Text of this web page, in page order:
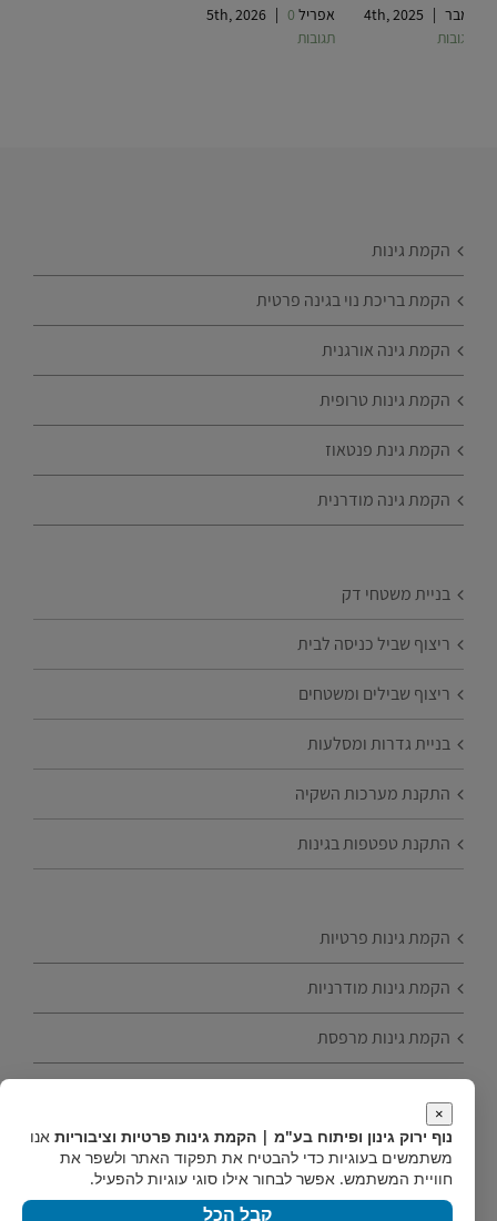
אפריל 5th, 2026 | 0
תגובות
נובמבר 4th, 2025 |
הקמת גינות
הקמת בריכת נוי בגינה פרטית
הקמת גינה אורגנית
הקמת גינות טרופית
הקמת גינת פנטאוז
הקמת גינה מודרנית
בניית משטחי דק
ריצוף שביל כניסה לבית
ריצוף שבילים ומשטחים
בניית גדרות ומסלעות
התקנת מערכות השקיה
התקנת טפטפות בגינות
הקמת גינות פרטיות
הקמת גינות מודרניות
הקמת גינות מרפסת
טיפים להקמת גינה
הקמת גינות חסכוניות
×
נוף ירוק גינון ופיתוח בע"מ | הקמת גינות פרטיות וציבוריות אנו
משתמשים בעוגיות כדי להבטיח את תפקוד האתר ולשפר את
חוויית המשתמש. אפשר לבחור אילו סוגי עוגיות להפעיל.
קבל הכל